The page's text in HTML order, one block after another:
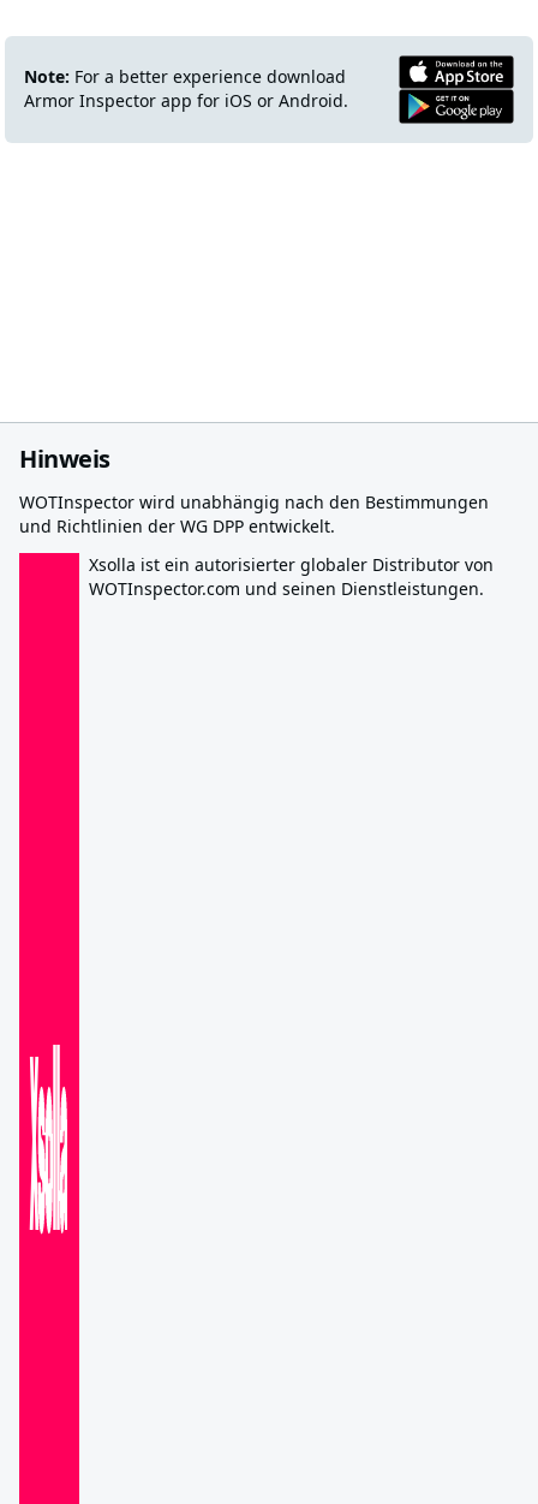
Note: For a better experience download
Armor Inspector app for iOS or Android.
Hinweis
WOTInspector wird unabhängig nach den Bestimmungen
und Richtlinien der WG DPP entwickelt.
Xsolla ist ein autorisierter globaler Distributor von
WOTInspector.com und seinen Dienstleistungen.